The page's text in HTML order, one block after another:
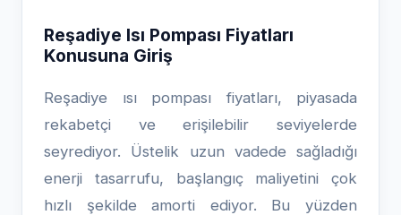
Reşadiye Isı Pompası Fiyatları
Konusuna Giriş
Reşadiye ısı pompası fiyatları, piyasada
rekabetçi ve erişilebilir seviyelerde
seyrediyor. Üstelik uzun vadede sağladığı
enerji tasarrufu, başlangıç maliyetini çok
hızlı şekilde amorti ediyor. Bu yüzden